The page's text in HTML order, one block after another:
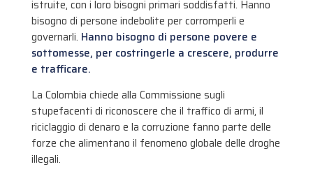
istruite, con i loro bisogni primari soddisfatti. Hanno
bisogno di persone indebolite per corromperli e
governarli. Hanno bisogno di persone povere e
sottomesse, per costringerle a crescere, produrre
e trafficare.
La Colombia chiede alla Commissione sugli
stupefacenti di riconoscere che il traffico di armi, il
riciclaggio di denaro e la corruzione fanno parte delle
forze che alimentano il fenomeno globale delle droghe
illegali.